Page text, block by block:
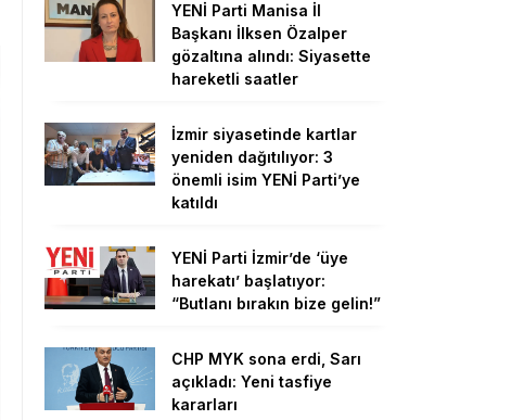
YENİ Parti Manisa İl
Başkanı İlksen Özalper
gözaltına alındı: Siyasette
hareketli saatler
İzmir siyasetinde kartlar
yeniden dağıtılıyor: 3
önemli isim YENİ Parti’ye
katıldı
YENİ Parti İzmir’de ‘üye
harekatı’ başlatıyor:
“Butlanı bırakın bize gelin!”
CHP MYK sona erdi, Sarı
açıkladı: Yeni tasfiye
kararları